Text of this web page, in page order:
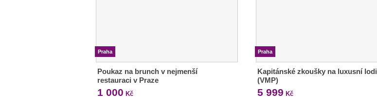
Praha
Poukaz na brunch v nejmenší
restauraci v Praze
1 000 Kč
Praha
Kapitánské zkoušky na luxusní lodi
(VMP)
5 999 Kč